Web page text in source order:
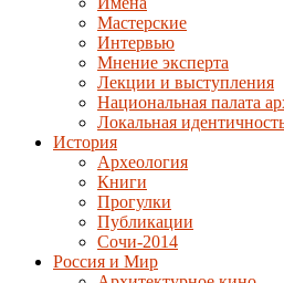
Мастерские
Интервью
Мнение эксперта
Лекции и выступления
Национальная палата
Локальная
История
Археология
Книги
Прогулки
Публикации
Сочи-2014
Россия и Мир